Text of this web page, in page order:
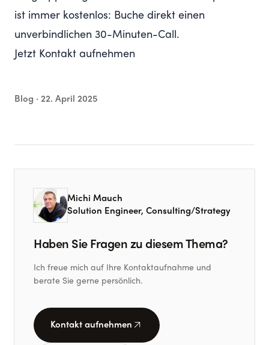
ist immer kostenlos: Buche direkt einen
unverbindlichen 30-Minuten-Call .
Jetzt Kontakt aufnehmen
Blog · 22. April 2025
Michi Mauch
Solution Engineer, Consulting/Strategy
Haben Sie Fragen zu diesem Thema?
Ich freue mich auf Ihre Kontaktaufnahme und
berate Sie gerne persönlich.
Kontakt aufnehmen arrow_outward